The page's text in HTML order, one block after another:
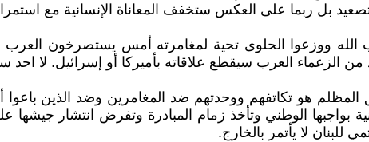
بل ربما على العكس ستخفف المعاناة الإنسانية مع
الله ووزعوا الحلوى تحية لمغامرته أمس يستصرخون
الزعماء العرب سيقطع علاقاته بأميركا أو إسرائيل. لا احد
المظلم هو تكاتفهم ووحدتهم ضد المغامرين وضد الذين
بواجبها الوطني وتأخذ زمام المبادرة وتفرض انتشار
للبنان لا يأتمر بالخارج.